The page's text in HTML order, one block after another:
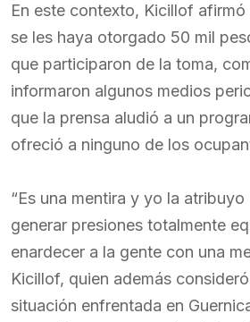
En este contexto, Kicillof afirmó
se les haya otorgado 50 mil
que participaron de la toma,
informaron algunos medios
que la prensa aludió a un
ofreció a ninguno de los
“Es una mentira y yo la
generar presiones totalmente
enardecer a la gente con una
Kicillof, quien además
situación enfrentada en